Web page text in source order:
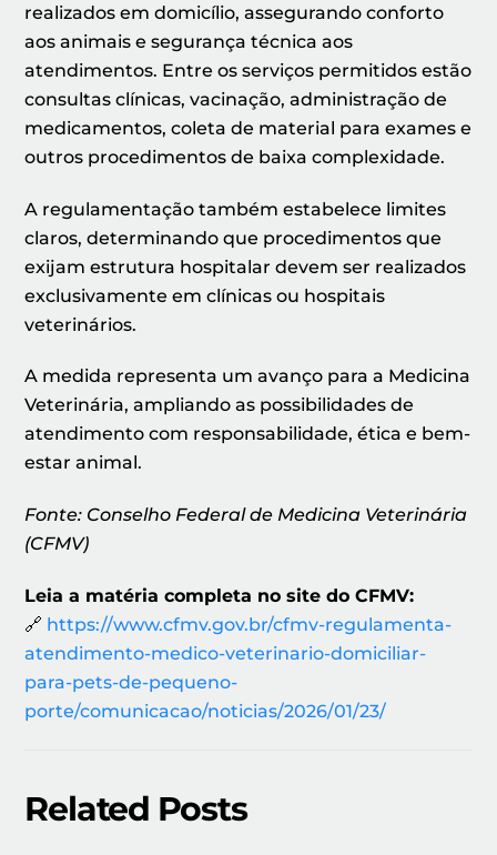
realizados em domicílio, assegurando conforto
aos animais e segurança técnica aos
atendimentos. Entre os serviços permitidos estão
consultas clínicas, vacinação, administração de
medicamentos, coleta de material para exames e
outros procedimentos de baixa complexidade.
A regulamentação também estabelece limites
claros, determinando que procedimentos que
exijam estrutura hospitalar devem ser realizados
exclusivamente em clínicas ou hospitais
veterinários.
A medida representa um avanço para a Medicina
Veterinária, ampliando as possibilidades de
atendimento com responsabilidade, ética e bem-
estar animal.
Fonte: Conselho Federal de Medicina Veterinária
(CFMV)
Leia a matéria completa no site do CFMV:
🔗 https://www.cfmv.gov.br/cfmv-regulamenta-
atendimento-medico-veterinario-domiciliar-
para-pets-de-pequeno-
porte/comunicacao/noticias/2026/01/23/
Related Posts